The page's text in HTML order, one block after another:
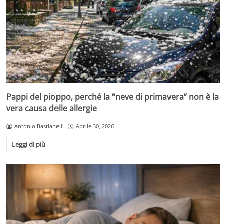
Pappi del pioppo, perché la “neve di primavera” non è la
vera causa delle allergie
Antonio Bastianelli Aprile 30, 2026
Leggi di più